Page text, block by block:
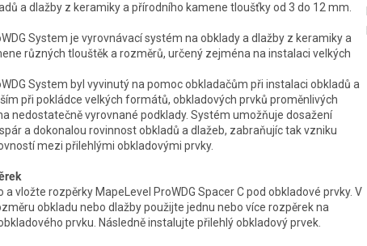
a dlažby z keramiky a přírodního kamene tloušťky od 3 do 12 mm.
System je vyrovnávací systém na obklady a dlažby z keramiky a
různých tlouštěk a rozměrů, určený zejména na instalaci velkých
System byl vyvinutý na pomoc obkladačům při instalaci obkladů a
při pokládce velkých formátů, obkladových prvků proměnlivých
nedostatečně vyrovnané podklady. Systém umožňuje dosažení
a dokonalou rovinnost obkladů a dlažeb, zabraňujíc tak vzniku
mezi přilehlými obkladovými prvky.
a vložte rozpěrky MapeLevel ProWDG Spacer C pod obkladové prvky. V
obkladu nebo dlažby použijte jednu nebo více rozpěrek na
prvku. Následně instalujte přilehlý obkladový prvek.